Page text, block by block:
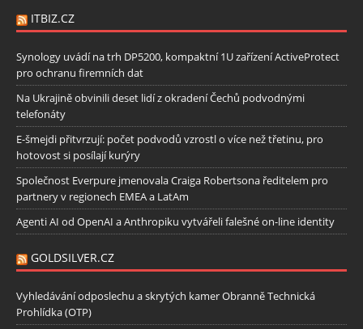
ITBIZ.CZ
Synology uvádí na trh DP5200, kompaktní 1U zařízení ActiveProtect
pro ochranu firemních dat
Na Ukrajině obvinili deset lidí z okradení Čechů podvodnými
telefonáty
E-šmejdi přitvrzují: počet podvodů vzrostl o více než třetinu, pro
hotovost si posílají kurýry
Společnost Everpure jmenovala Craiga Robertsona ředitelem pro
partnery v regionech EMEA a LatAm
Agenti AI od OpenAI a Anthropiku vytvářeli falešné on-line identity
GOLDSILVER.CZ
Vyhledávání odposlechu a skrytých kamer Obranně Technická
Prohlídka (OTP)